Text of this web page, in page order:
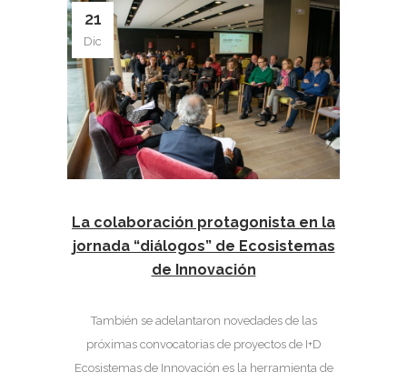
21
Dic
La colaboración protagonista en la
jornada “diálogos” de Ecosistemas
de Innovación
También se adelantaron novedades de las
próximas convocatorias de proyectos de I+D
Ecosistemas de Innovación es la herramienta de